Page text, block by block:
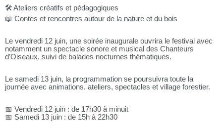
🛠️ Ateliers créatifs et pédagogiques
📖 Contes et rencontres autour de la nature et du bois
Le vendredi 12 juin, une soirée inaugurale ouvrira le festival avec
notamment un spectacle sonore et musical des Chanteurs
d’Oiseaux, suivi de balades nocturnes thématiques.
Le samedi 13 juin, la programmation se poursuivra toute la
journée avec animations, ateliers, spectacles et village forestier.
📅 Vendredi 12 juin : de 17h30 à minuit
📅 Samedi 13 juin : de 15h à 22h30